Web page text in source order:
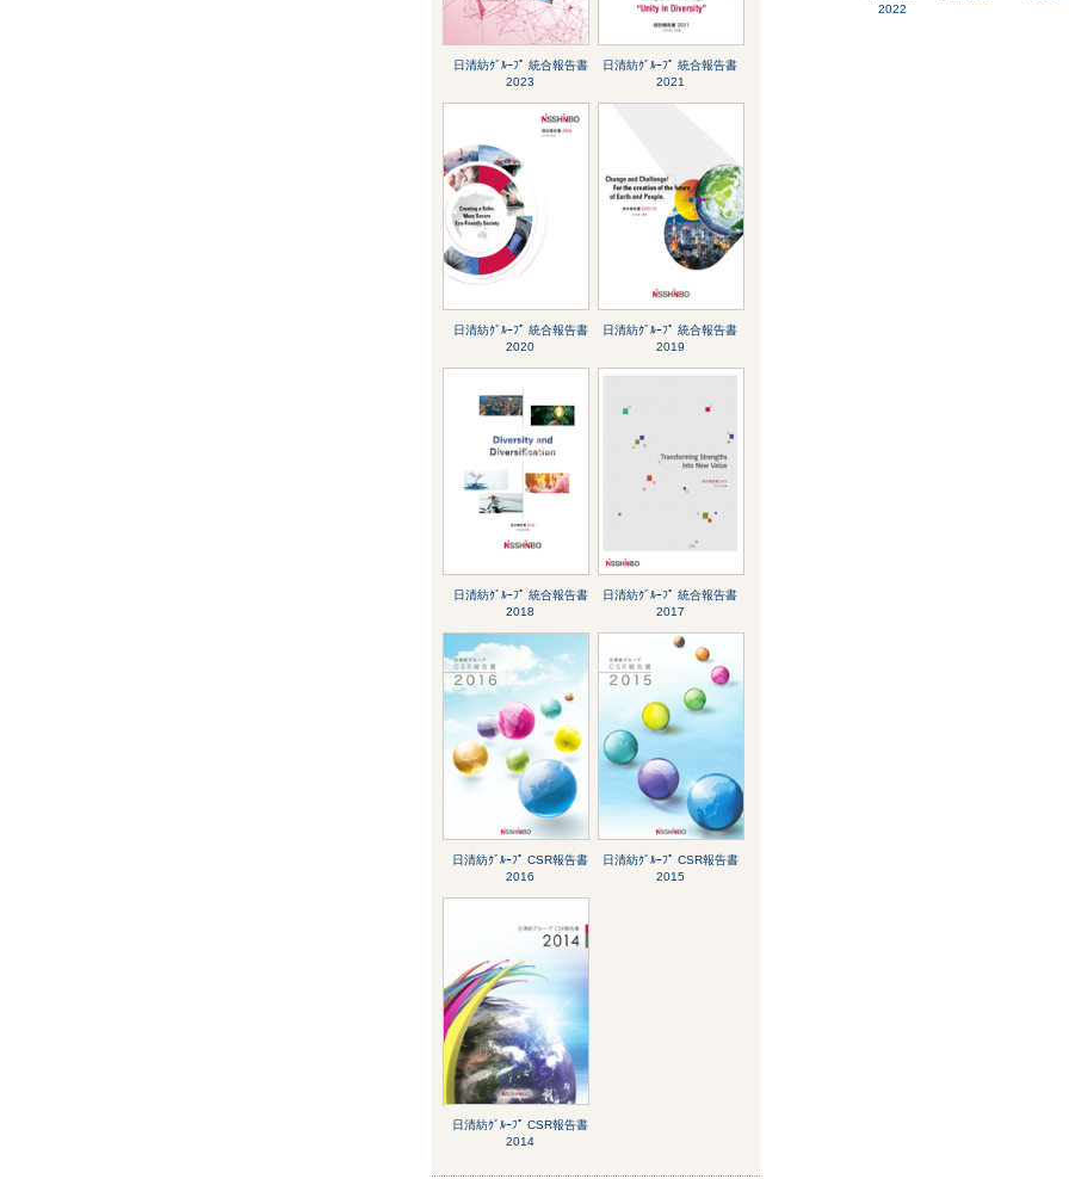
日清紡ｸﾞﾙｰﾌﾟ 統合報告書
2023
日清紡ｸﾞﾙｰﾌﾟ 統合報告書
2021
日清紡ｸﾞﾙｰﾌﾟ 統合報告書
2020
日清紡ｸﾞﾙｰﾌﾟ 統合報告書
2019
日清紡ｸﾞﾙｰﾌﾟ 統合報告書
2018
日清紡ｸﾞﾙｰﾌﾟ 統合報告書
2017
日清紡ｸﾞﾙｰﾌﾟ CSR報告書
2016
日清紡ｸﾞﾙｰﾌﾟ CSR報告書
2015
日清紡ｸﾞﾙｰﾌﾟ CSR報告書
2014
2022